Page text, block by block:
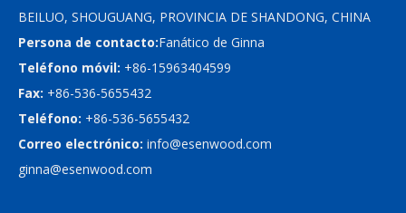
BEILUO, SHOUGUANG, PROVINCIA DE SHANDONG, CHINA
Persona de contacto:Fanático de Ginna
Teléfono móvil: +86-15963404599
Fax: +86-536-5655432
Teléfono: +86-536-5655432
Correo electrónico: info@esenwood.com
ginna@esenwood.com